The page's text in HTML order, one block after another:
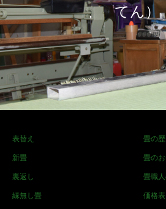
てん）
表替え
新畳
裏返し
縁無し畳
畳の
畳の
畳職
価格表